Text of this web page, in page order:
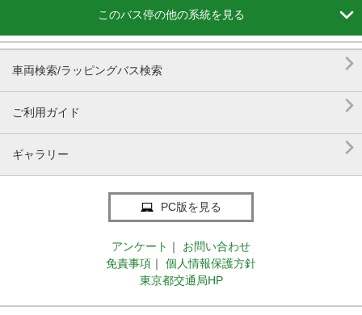
このバス停の他の系統を見る 
車両検索/ラッピングバス検索 
ご利用ガイド 
ギャラリー 
PC版を見る
アンケート ｜
お問い合わせ
免責事項 ｜
個人情報保護方針
東京都交通局HP